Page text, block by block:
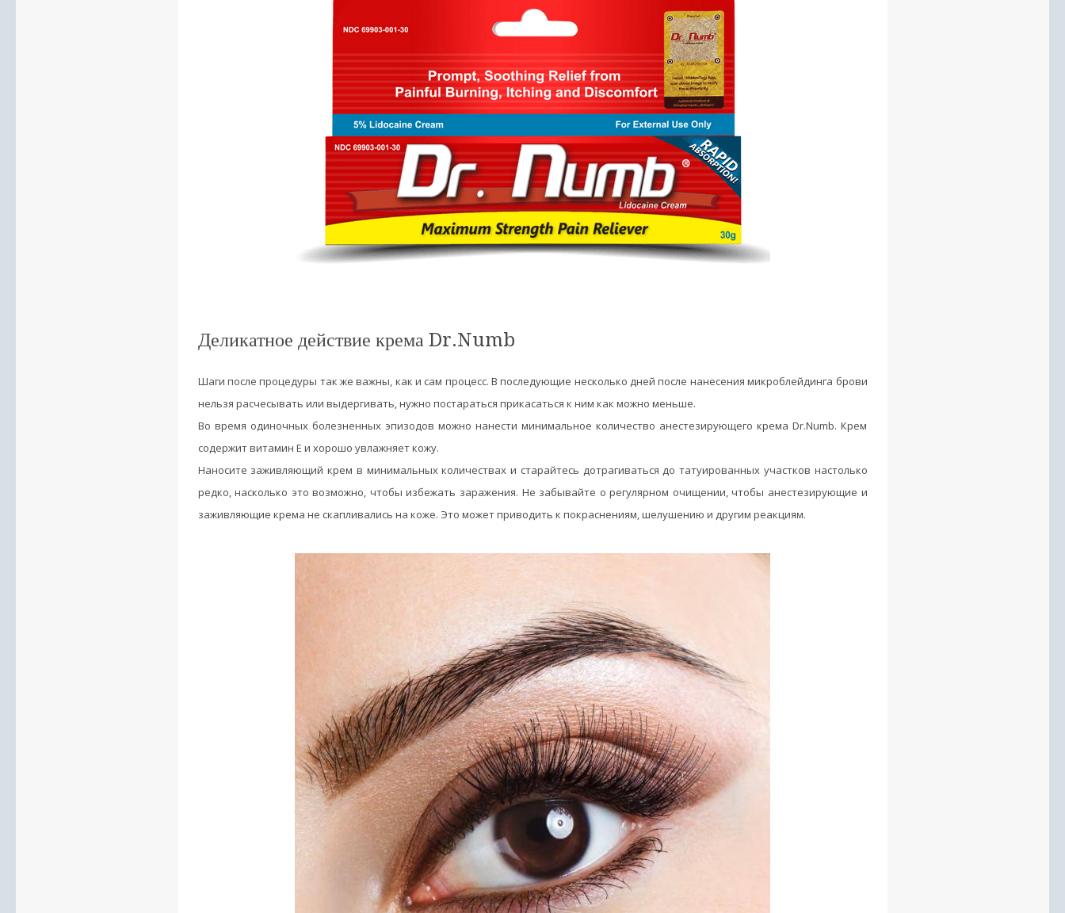
Деликатное действие крема Dr.Numb
Шаги после процедуры так же важны, как и сам процесс. В последующие несколько дней после нанесения микроблейдинга брови
нельзя расчесывать или выдергивать, нужно постараться прикасаться к ним как можно меньше.
Во время одиночных болезненных эпизодов можно нанести минимальное количество анестезирующего крема Dr.Numb. Крем
содержит витамин Е и хорошо увлажняет кожу.
Наносите заживляющий крем в минимальных количествах и старайтесь дотрагиваться до татуированных участков настолько
редко, насколько это возможно, чтобы избежать заражения. Не забывайте о регулярном очищении, чтобы анестезирующие и
заживляющие крема не скапливались на коже. Это может приводить к покраснениям, шелушению и другим реакциям.